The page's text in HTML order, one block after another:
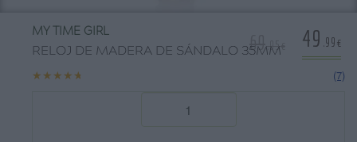
MY TIME GIRL
RELOJ DE MADERA DE SÁNDALO 35MM
★★★★★
★★★★★ (7)
69 .95€ 49 .99€